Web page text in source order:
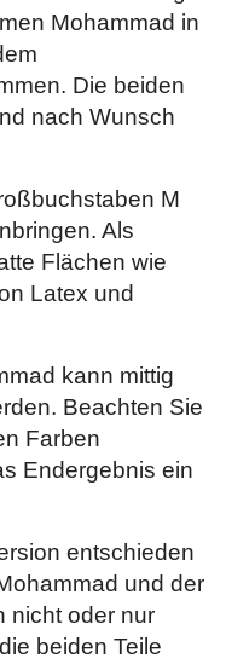
Mohammad in
Die beiden
nach Wunsch
M
Als
Flächen wie
Latex und
kann mittig
Beachten Sie
Farben
Endergebnis ein
entschieden
und der
nicht oder nur
beiden Teile